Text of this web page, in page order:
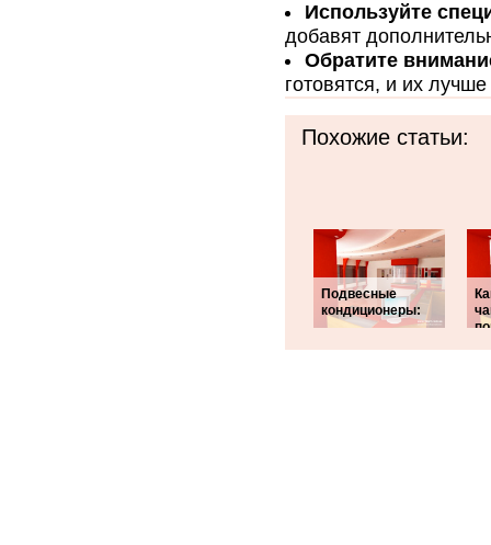
Используйте
добавят
Обратите
готовятся, и их
Похожие статьи:
Подвесные
кондиционеры: